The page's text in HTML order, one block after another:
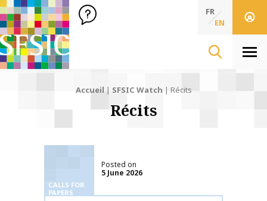
SFSIC Société Française des Sciences de l'Information & de
Société Française des Sciences de
FR
EN
Accueil | SFSIC Watch | Récits
Récits
CALLS FOR
PAPERS
Posted on
5 June 2026